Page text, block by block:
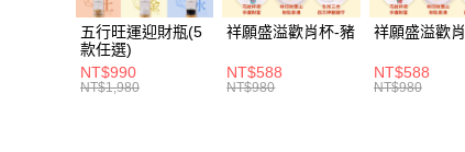
五行旺運迎財瓶(5
款任選)
NT$990
NT$1,980
祥願盛溢歡肖杯-豬
NT$588
NT$980
祥願盛溢歡
NT$588
NT$980